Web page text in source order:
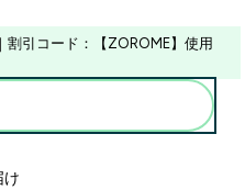
引コード：【ZOROME】使用
け